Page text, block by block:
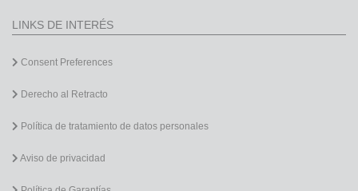
LINKS DE INTERÉS
Consent Preferences
Derecho al Retracto
Política de tratamiento de datos personales
Aviso de privacidad